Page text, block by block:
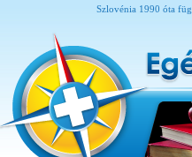
Szlovénia 1990 óta